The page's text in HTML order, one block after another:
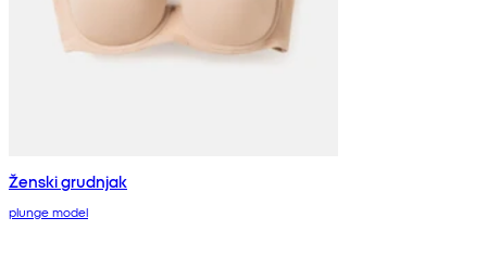
Ženski grudnjak
plunge model